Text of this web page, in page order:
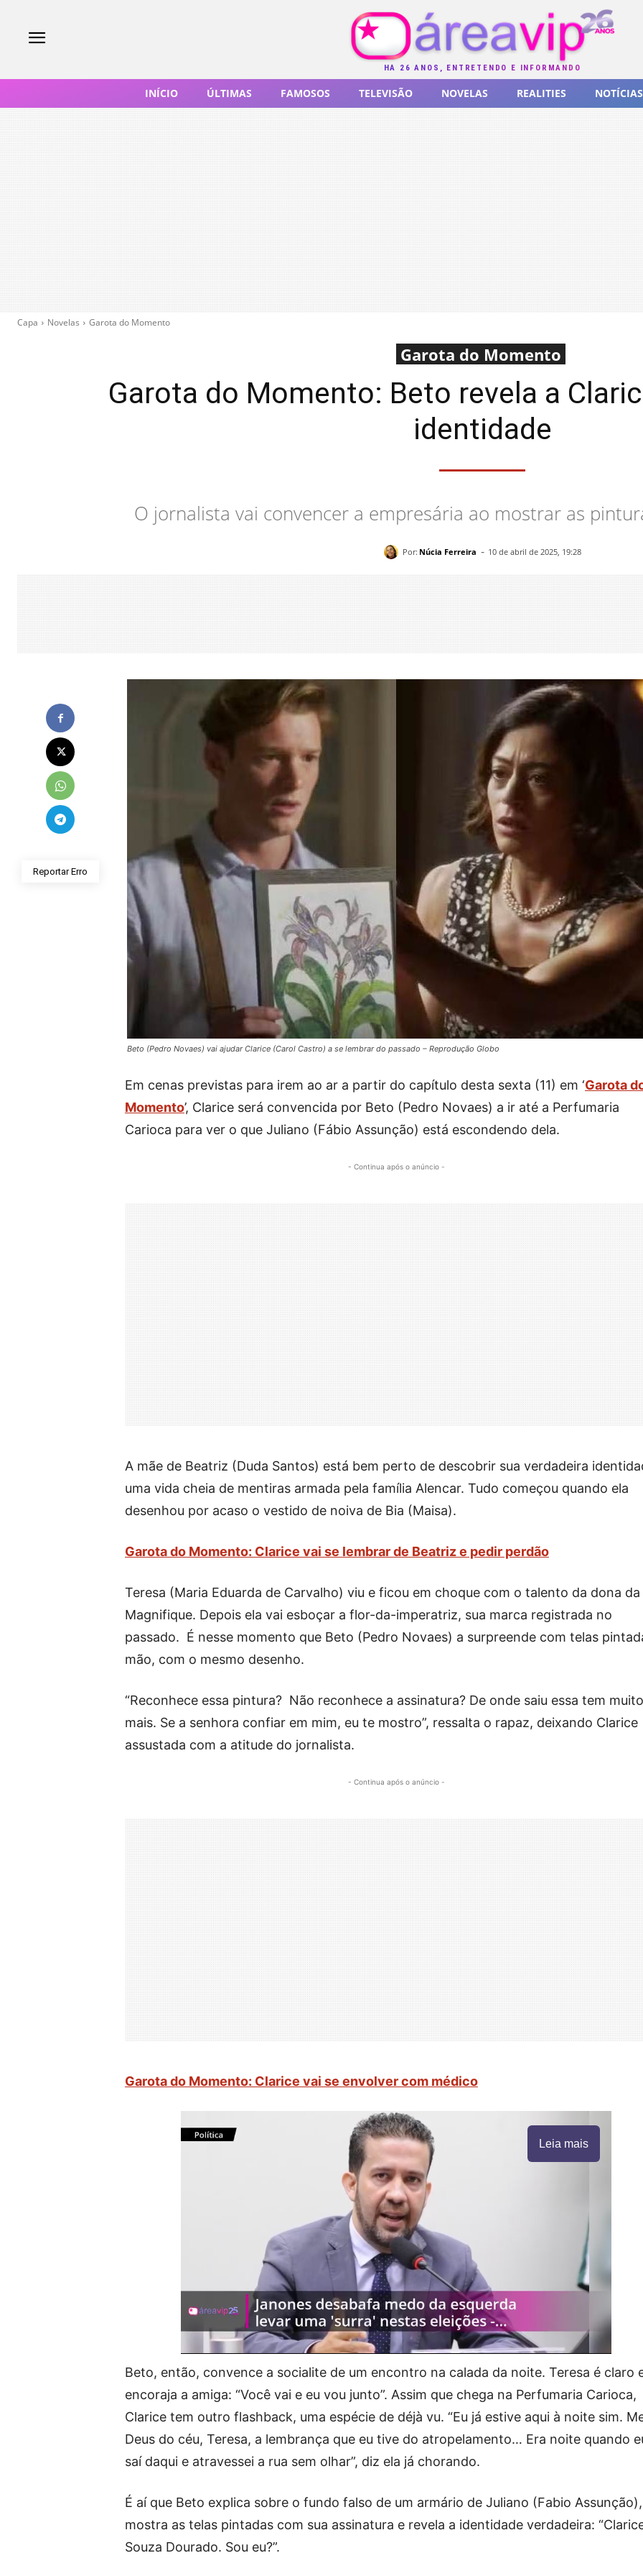
HÁ 26 ANOS, ENTRETENDO E INFORMANDO
INÍCIO ÚLTIMAS FAMOSOS TELEVISÃO NOVELAS REALITIES NOTÍCIAS
Capa Novelas Garota do Momento
Garota do Momento
Garota do Momento: Beto revela a
identidade
O jornalista vai convencer a empresária ao mostrar as
Por: Núcia Ferreira - 10 de abril de 2025, 19:28
Reportar Erro
Beto (Pedro Novaes) vai ajudar Clarice (Carol Castro) a se lembrar do passado – Reprodução Globo
Em cenas previstas para irem ao ar a partir do capítulo desta sexta (11) em ‘Garota
Momento’, Clarice será convencida por Beto (Pedro Novaes) a ir até a Perfumaria
Carioca para ver o que Juliano (Fábio Assunção) está escondendo dela.
- Continua após o anúncio -
A mãe de Beatriz (Duda Santos) está bem perto de descobrir sua verdadeira
uma vida cheia de mentiras armada pela família Alencar. Tudo começou quando ela
desenhou por acaso o vestido de noiva de Bia (Maisa).
Garota do Momento: Clarice vai se lembrar de Beatriz e pedir perdão
Teresa (Maria Eduarda de Carvalho) viu e ficou em choque com o talento da dona da
Magnifique. Depois ela vai esboçar a flor-da-imperatriz, sua marca registrada no
passado. É nesse momento que Beto (Pedro Novaes) a surpreende com telas
mão, com o mesmo desenho.
“Reconhece essa pintura? Não reconhece a assinatura? De onde saiu essa tem muito
mais. Se a senhora confiar em mim, eu te mostro”, ressalta o rapaz, deixando Clarice
assustada com a atitude do jornalista.
- Continua após o anúncio -
Garota do Momento: Clarice vai se envolver com médico
Leia mais
Beto, então, convence a socialite de um encontro na calada da noite. Teresa é claro
encoraja a amiga: “Você vai e eu vou junto”. Assim que chega na Perfumaria Carioca,
Clarice tem outro flashback, uma espécie de déjà vu. “Eu já estive aqui à noite sim.
Deus do céu, Teresa, a lembrança que eu tive do atropelamento… Era noite quando
saí daqui e atravessei a rua sem olhar”, diz ela já chorando.
É aí que Beto explica sobre o fundo falso de um armário de Juliano (Fabio Assunção),
mostra as telas pintadas com sua assinatura e revela a identidade verdadeira:
Souza Dourado. Sou eu?”.